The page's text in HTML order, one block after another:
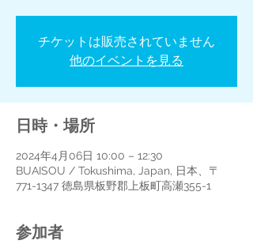
チケットは販売されていません
他のイベントを見る
日時・場所
2024年4月06日 10:00 – 12:30
BUAISOU / Tokushima, Japan, 日本、〒
771-1347 徳島県板野郡上板町高瀬355-1
参加者